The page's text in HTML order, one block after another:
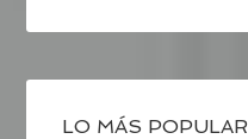
LO MÁS POPULAR